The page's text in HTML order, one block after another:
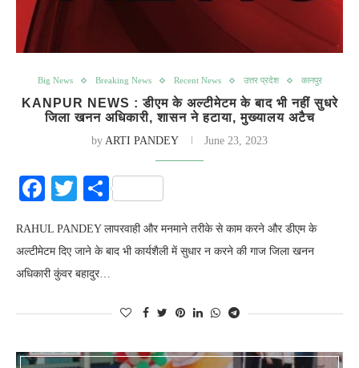
Big News Breaking News Recent News उत्तर प्रदेश कानपुर
KANPUR NEWS : डीएम के अल्टीमेटम के बाद भी नहीं सुधरे
जिला खनन अधिकारी, शासन ने हटाया, मुख्यालय अटैच
by ARTI PANDEY June 23, 2023
Facebook
Twitter
Share
RAHUL PANDEY लापरवाही और मनमाने तरीके से काम करने और डीएम के
अल्टीमेटम दिए जाने के बाद भी कार्यशैली में सुधार न करने की गाज जिला खनन
अधिकारी कुंवर बहादुर…